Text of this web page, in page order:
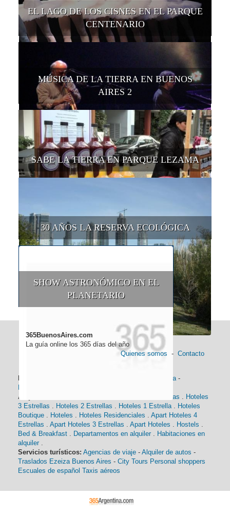
EL LAGO DE LOS CISNES EN EL PARQUE
CENTENARIO
MÚSICA DE LA TIERRA EN BUENOS
AIRES 2
SABE LA TIERRA EN PARQUE LEZAMA
30 AÑOS LA RESERVA ECOLÓGICA
SHOW ASTRONÓMICO EN EL
PLANETARIO
365BuenosAires.com
La guía online los 365 días del año
Quienes somos - Contacto
Historia-
Alojamiento:
Hoteles 4 Estrellas . Hoteles
3 Estrellas . Hoteles 2 Estrellas . Hoteles 1 Estrella. Hoteles
Boutique . Hoteles . Hoteles Residenciales . Apart Hoteles 4
Estrellas . Apart Hoteles 3 Estrellas . Apart Hoteles . Hostels .
Bed & Breakfast . Departamentos en alquiler . Habitaciones en
alquiler .
Servicios turísticos: Agencias de viaje - Alquiler de autos -
Traslados Ezeiza Buenos Aires - City Tours Personal shoppers
Escuales de español Taxis aéreos